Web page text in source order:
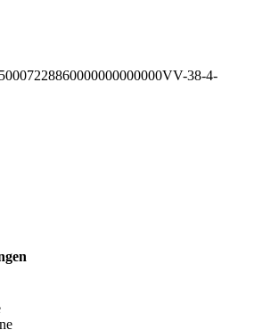
38-4-